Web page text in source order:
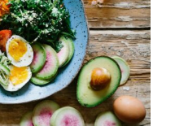
inflammation
Nutrition